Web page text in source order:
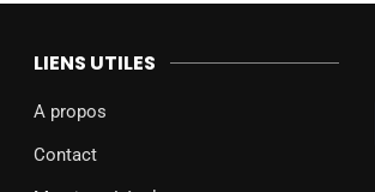
LIENS UTILES
A propos
Contact